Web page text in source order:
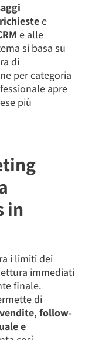
e
e alle
si basa su
di
per categoria
apre
più
in
i limiti dei
immediati
finale.
di
, follow-
e